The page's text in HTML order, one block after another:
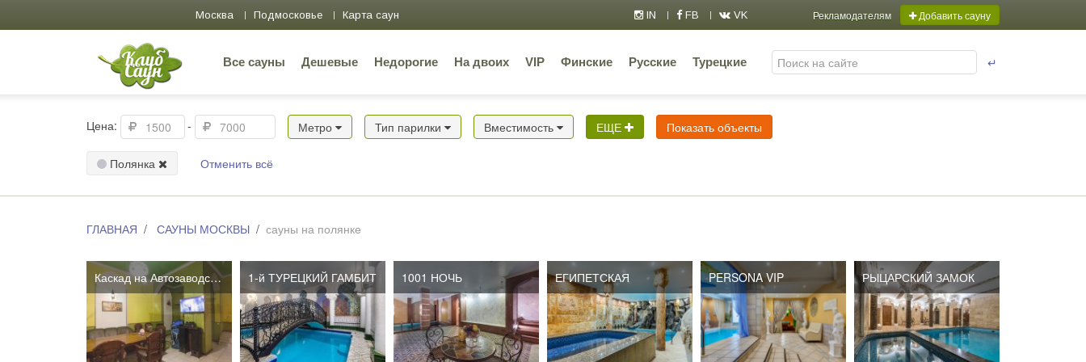
Москва Подмосковье Карта саун IN FB VK Добавить сауну
Рекламодателям
Все сауны Дешевые Недорогие На двоих VIP Финские Русские Турецкие ↵
Цена: - Метро Тип парилки Вместимость ЕЩЕ Показать объекты
Полянка Отменить всё
ГЛАВНАЯ САУНЫ МОСКВЫ сауны на полянке
Каскад на Автозаводской 1-й ТУРЕЦКИЙ ГАМБИТ 1001 НОЧЬ ЕГИПЕТСКАЯ PERSONA VIP РЫЦАРСКИЙ ЗАМОК